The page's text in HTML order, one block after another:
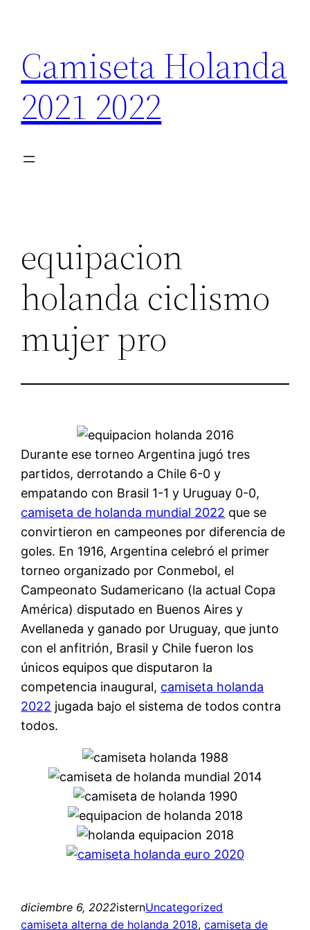
contenido
Camiseta Holanda
2021 2022
equipacion
holanda ciclismo
mujer pro
Durante ese torneo Argentina jugó tres
partidos, derrotando a Chile 6-0 y
empatando con Brasil 1-1 y Uruguay 0-0,
camiseta de holanda mundial 2022 que se
convirtieron en campeones por diferencia de
goles. En 1916, Argentina celebró el primer
torneo organizado por Conmebol, el
Campeonato Sudamericano (la actual Copa
América) disputado en Buenos Aires y
Avellaneda y ganado por Uruguay, que junto
con el anfitrión, Brasil y Chile fueron los
únicos equipos que disputaron la
competencia inaugural, camiseta holanda
2022 jugada bajo el sistema de todos contra
todos.
diciembre 6, 2022isternUncategorized
camiseta alterna de holanda 2018, camiseta de